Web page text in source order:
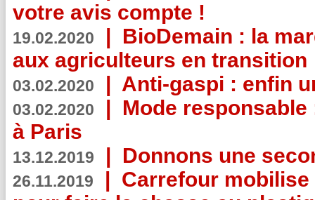
votre avis compte !
19.02.2020 | BioDemain : la
aux agriculteurs en transition
03.02.2020 | Anti-gaspi : enfin
03.02.2020 | Mode
à Paris
13.12.2019 | Donnons une
26.11.2019 | Carrefour